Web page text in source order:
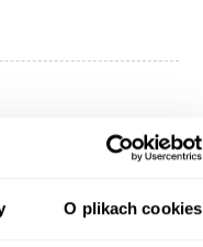
O plikach cookies